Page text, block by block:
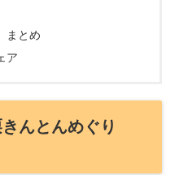
まとめ
ア
きんとんめぐり